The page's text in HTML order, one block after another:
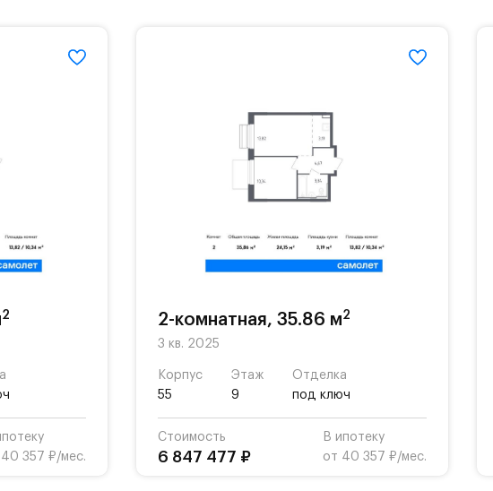
въезд осуществляется по пропускам.#yan19-
2
357 ₽/мес.
2-комнатная, 35.86 м2
3 кв. 2025
Корпус
55
Этаж
9
Отделка
под ключ
Стоимость
6 847 477 ₽
В ипотеку
от 40 357 ₽/мес.